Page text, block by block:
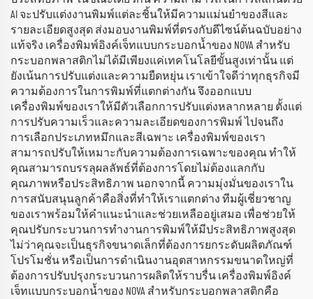
AI จะปรับแต่งงานพิมพ์แต่ละชิ้นให้มีความแม่นยำของสีและ
รายละเอียดสูงสุด ส่งมอบงานพิมพ์ที่ตรงกับดีไซน์ต้นฉบับอย่าง
แท้จริง เครื่องพิมพ์อิงค์เจ็ทแบบกระบอกน้ำของ NOVA สำหรับ
กระบอกพลาสติกไม่ได้มีเพียงแค่เทคโนโลยีขั้นสูงเท่านั้น แต่
ยังเน้นการปรับแต่งและความยืดหยุ่น เราเข้าใจดีว่าทุกธุรกิจมี
ความต้องการในการพิมพ์ที่แตกต่างกัน จึงออกแบบ
เครื่องพิมพ์ของเราให้มีตัวเลือกการปรับแต่งหลากหลาย ตั้งแต่
การปรับความเร็วและความละเอียดของการพิมพ์ ไปจนถึง
การเลือกประเภทหมึกและสีเฉพาะ เครื่องพิมพ์ของเรา
สามารถปรับให้เหมาะกับความต้องการเฉพาะของคุณ ทำให้
คุณสามารถบรรลุผลลัพธ์ที่ต้องการโดยไม่ต้องแลกกับ
คุณภาพหรือประสิทธิภาพ นอกจากนี้ ความมุ่งมั่นของเราใน
การสนับสนุนลูกค้าคือสิ่งที่ทำให้เราแตกต่าง ทีมผู้เชี่ยวชาญ
ของเราพร้อมให้คำแนะนำและช่วยเหลืออยู่เสมอ เพื่อช่วยให้
คุณปรับกระบวนการทำงานการพิมพ์ให้มีประสิทธิภาพสูงสุด
ไม่ว่าคุณจะเป็นธุรกิจขนาดเล็กที่ต้องการยกระดับผลิตภัณฑ์
โปรโมชั่น หรือเป็นการดำเนินงานอุตสาหกรรมขนาดใหญ่ที่
ต้องการปรับปรุงกระบวนการผลิตให้ราบรื่น เครื่องพิมพ์อิงค์
เจ็ทแบบกระบอกน้ำของ NOVA สำหรับกระบอกพลาสติกคือ